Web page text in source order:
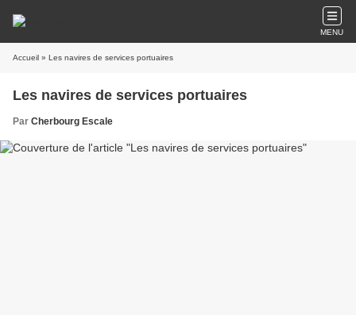
MENU
Accueil » Les navires de services portuaires
Les navires de services portuaires
Par Cherbourg Escale